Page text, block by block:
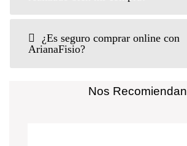
¿Es seguro comprar online con
ArianaFisio?
Nos Recomiendan